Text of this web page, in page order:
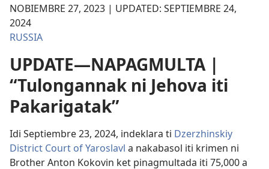
NOBIEMBRE 27, 2023 | UPDATED: SEPTIEMBRE 24,
2024
RUSSIA
UPDATE—NAPAGMULTA |
“Tulongannak ni Jehova iti
Pakarigatak”
Idi Septiembre 23, 2024, indeklara ti Dzerzhinskiy
District Court of Yaroslavl a nakabasol iti krimen ni
Brother Anton Kokovin ket pinagmultada iti 75,000 a